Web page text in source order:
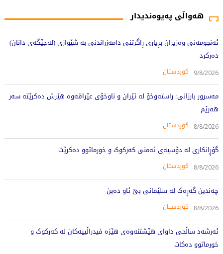
هەواڵی پەیوەندیدار
ئەنجومەنی وەزیران بڕیاری ڕاگرتنی دامەزراندنی بە شێوازی (لەجێگەی دانان)
دەرکرد
9/8/2026 کوردستان
مەسرور بارزانی: راستەوخۆ لە ئێران و ناوخۆی عێراقەوە هێرش دەکرێتە سەر
هەرێم
8/8/2026 کوردستان
گۆڕانکاری لە دۆسیەی ئەمنی کەرکوک و خورماتوو دەکرێت
8/8/2026 کوردستان
چەندین گەڕەک لە سلێمانی بێ ئاو دەبن
8/8/2026 کوردستان
ئەرشەد ساڵحی داوای هێشتنەوەی هێزە فیدراڵییەکان لە کەرکوک و
خورماتوو دەکات